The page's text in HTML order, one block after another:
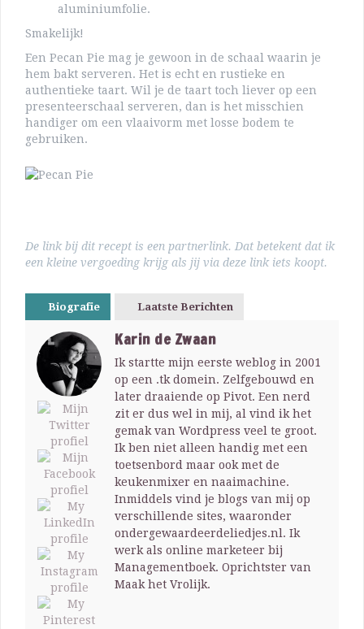
aluminiumfolie.
Smakelijk!
Een Pecan Pie mag je gewoon in de schaal waarin je
hem bakt serveren. Het is echt en rustieke en
authentieke taart. Wil je de taart toch liever op een
presenteerschaal serveren, dan is het misschien
handiger om een vlaaivorm met losse bodem te
gebruiken.
De link bij dit recept is een partnerlink. Dat betekent dat ik
een kleine vergoeding krijg als jij via deze link iets koopt.
Biografie Laatste Berichten
Karin de Zwaan
Ik startte mijn eerste weblog in 2001
op een .tk domein. Zelfgebouwd en
later draaiende op Pivot. Een nerd
zit er dus wel in mij, al vind ik het
gemak van Wordpress veel te groot.
Ik ben niet alleen handig met een
toetsenbord maar ook met de
keukenmixer en naaimachine.
Inmiddels vind je blogs van mij op
verschillende sites, waaronder
ondergewaardeerdeliedjes.nl. Ik
werk als online marketeer bij
Managementboek. Oprichtster van
Maak het Vrolijk.